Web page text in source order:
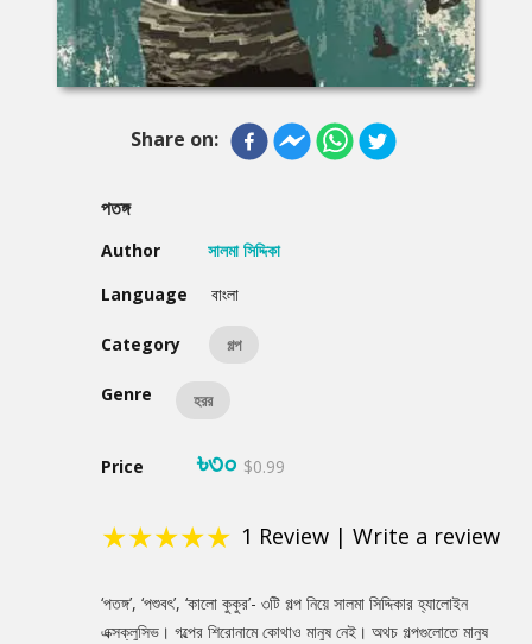
Share on:
পতঙ্গ
Author
সালমা সিদ্দিকা
Language
বাংলা
Category গল্প
Genre হরর
Price ৳৩০ $0.99
★★★★★ 1 Review | Write a review
Product
Summery
‘পতঙ্গ’, ‘পশুবৎ’, ‘কালো কুকুর’- ৩টি গল্প নিয়ে সালমা সিদ্দিকার হ্যালোইন
এক্সক্লুসিভ। গল্পের শিরোনামে কোথাও মানুষ নেই। অথচ গল্পগুলোতে মানুষ